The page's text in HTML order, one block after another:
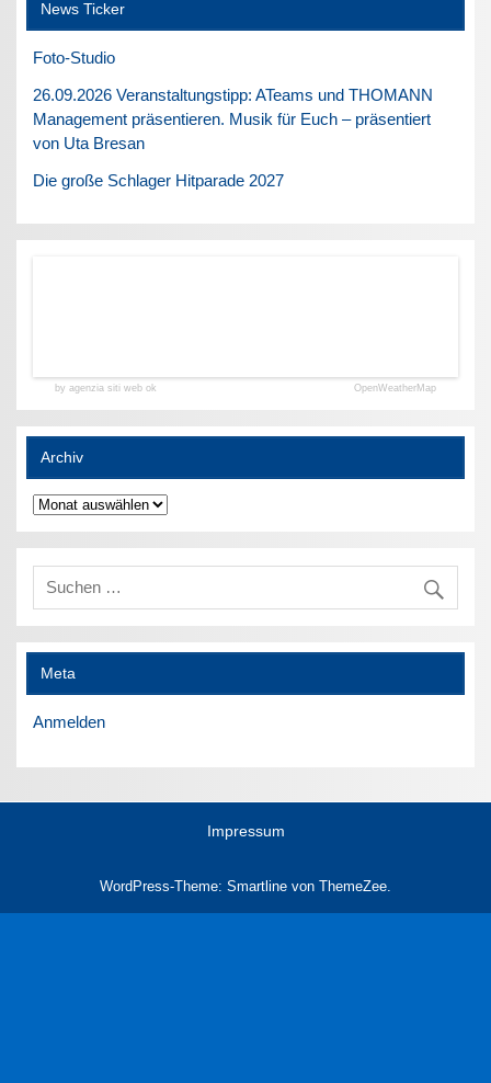
News Ticker
Foto-Studio
26.09.2026 Veranstaltungstipp: ATeams und THOMANN
Management präsentieren. Musik für Euch – präsentiert
von Uta Bresan
Die große Schlager Hitparade 2027
by agenzia siti web ok OpenWeatherMap
Archiv
Archiv
Meta
Anmelden
Impressum
WordPress-Theme: Smartline von ThemeZee.